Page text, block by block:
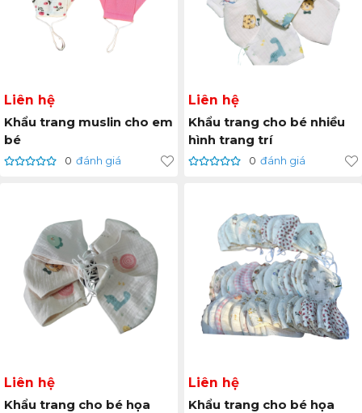
Liên hệ
Khẩu trang muslin cho em
bé
0 đánh giá
Liên hệ
Khẩu trang cho bé nhiều
hình trang trí
0 đánh giá
Liên hệ
Khẩu trang cho bé họa
Liên hệ
Khẩu trang cho bé họa